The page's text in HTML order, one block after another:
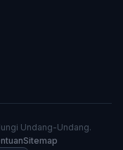
Undang-Undang.
Sitemap